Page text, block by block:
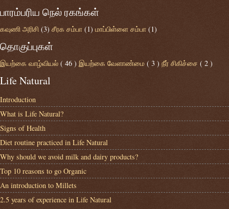
பாரம்பரிய நெல் ரகங்கள்
கவுணி அரிசி (3) சீரக சம்பா (1) மாப்பிள்ளை சம்பா (1)
தொகுப்புகள்
இயற்கை வாழ்வியல் ( 46 ) இயற்கை வேளாண்மை ( 3 ) நீர் சிகிச்சை ( 2 )
Life Natural
Introduction
What is Life Natural?
Signs of Health
Diet routine practiced in Life Natural
Why should we avoid milk and dairy products?
Top 10 reasons to go Organic
An introduction to Millets
2.5 years of experience in Life Natural